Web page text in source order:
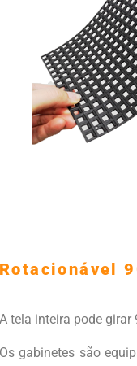
Rotacionável
A tela inteira pode girar
Os gabinetes são